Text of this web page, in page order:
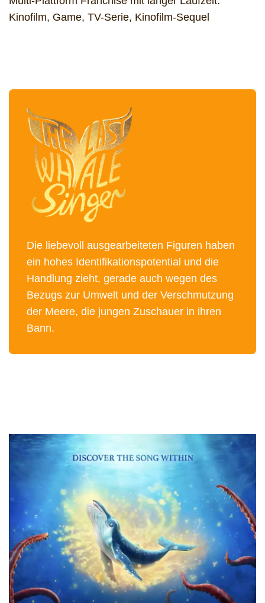
Kinofilm, Game, TV-Serie, Kinofilm-Sequel
Die liebevoll ausgearbeiteten Figuren haben
ein hohes Identifikationspotential und die
Handlung zieht, gerade auch wegen des
Bezugs zur Umwelt und der Verschmutzung
der Meere, die jungen Zuschauer in ihren
Bann.